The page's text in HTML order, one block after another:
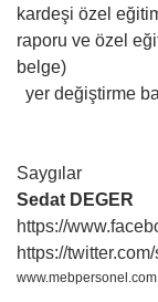
kardeşi özel
raporu ve özel
belge)
yer değiştirme
Saygılar
Sedat DEGER
https://
https://
www.mebpersonel.com